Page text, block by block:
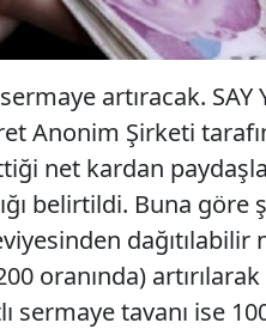
artıracak.
Anonim Şirketi
net kardan
belirtildi. Buna
dağıtılabilir
oranında)
sermaye tavanı ise